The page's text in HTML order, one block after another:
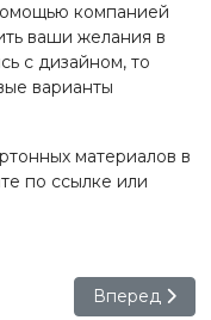
компанией
ваши желания в
с дизайном, то
варианты
материалов в
по ссылке или
из картонных
Следующий:
Вперед